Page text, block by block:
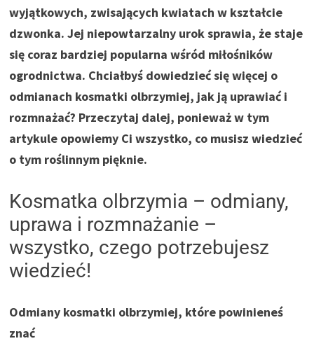
wyjątkowych, zwisających kwiatach w kształcie
dzwonka. Jej niepowtarzalny urok sprawia, że staje
się coraz bardziej popularna wśród miłośników
ogrodnictwa. Chciałbyś dowiedzieć się więcej o
odmianach kosmatki olbrzymiej, jak ją uprawiać i
rozmnażać? Przeczytaj dalej, ponieważ w tym
artykule opowiemy Ci wszystko, co musisz wiedzieć
o tym roślinnym pięknie.
Kosmatka olbrzymia – odmiany,
uprawa i rozmnażanie –
wszystko, czego potrzebujesz
wiedzieć!
Odmiany kosmatki olbrzymiej, które powinieneś
znać